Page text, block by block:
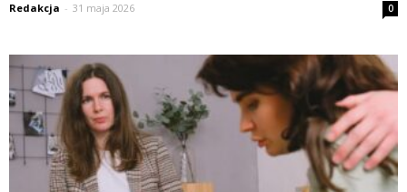
Redakcja - 31 maja 2026 0